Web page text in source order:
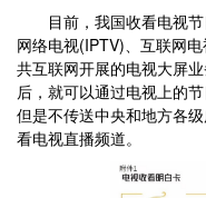
目前，我国收看电视节
网络电视(IPTV)、互联网
共互联网开展的电视大屏
后，就可以通过电视上的
但是不传送中央和地方各
看电视直播频道。